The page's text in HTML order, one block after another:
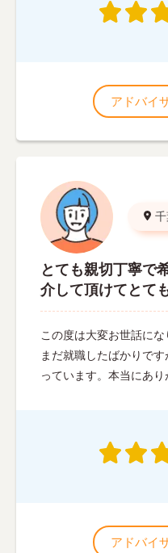
アドバイ
とても親切丁寧で
介して頂けてとて
この度は大変お世話にな
まだ就職したばかりで
っています。本当にあり
アドバイ